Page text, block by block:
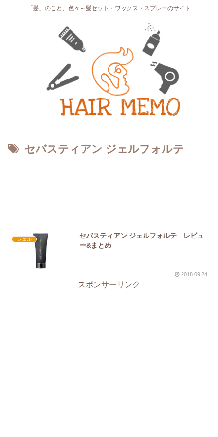
「髪」のこと、色々～髪セット・ワックス・スプレーのサイト
セバスティアン ジェルフォルテ
ジェル
セバスティアン ジェルフォルテ レビュ
ー&まとめ
2018.09.24
スポンサーリンク